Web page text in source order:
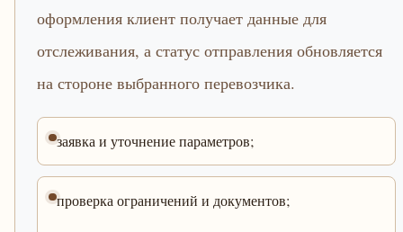
оформления клиент получает данные для
отслеживания, а статус отправления обновляется
на стороне выбранного перевозчика.
заявка и уточнение параметров;
проверка ограничений и документов;